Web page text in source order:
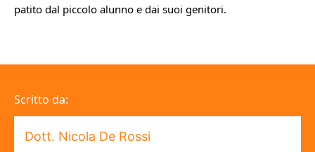
patito dal piccolo alunno e dai suoi genitori.
Scritto da:
Dott. Nicola De Rossi